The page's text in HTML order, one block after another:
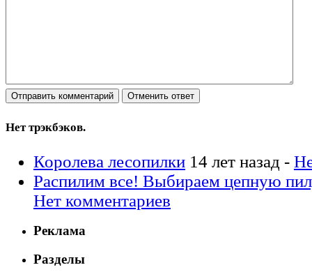
Нет трэкбэков.
Королева лесопилки 14 лет назад -
Распилим все! Выбираем цепную
Нет комментариев
Реклама
Разделы